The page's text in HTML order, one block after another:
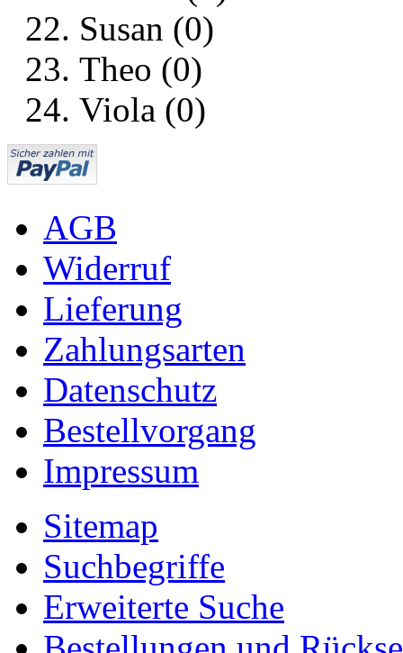
Susan (0)
Theo (0)
Viola (0)
AGB
Widerruf
Lieferung
Zahlungsarten
Datenschutz
Bestellvorgang
Impressum
Sitemap
Suchbegriffe
Erweiterte Suche